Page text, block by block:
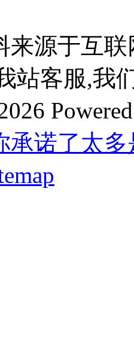
来源于互
站客服,我
承诺了太